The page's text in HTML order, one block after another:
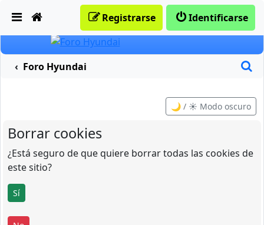
Identificarse
Registrarse
Foro Hyundai
🌙 / ☀️ Modo oscuro
Borrar cookies
¿Está seguro de que quiere borrar todas las cookies de
este sitio?